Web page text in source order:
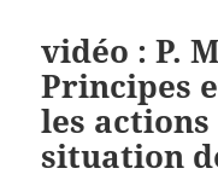
vidéo : P.
Principes
les
situation